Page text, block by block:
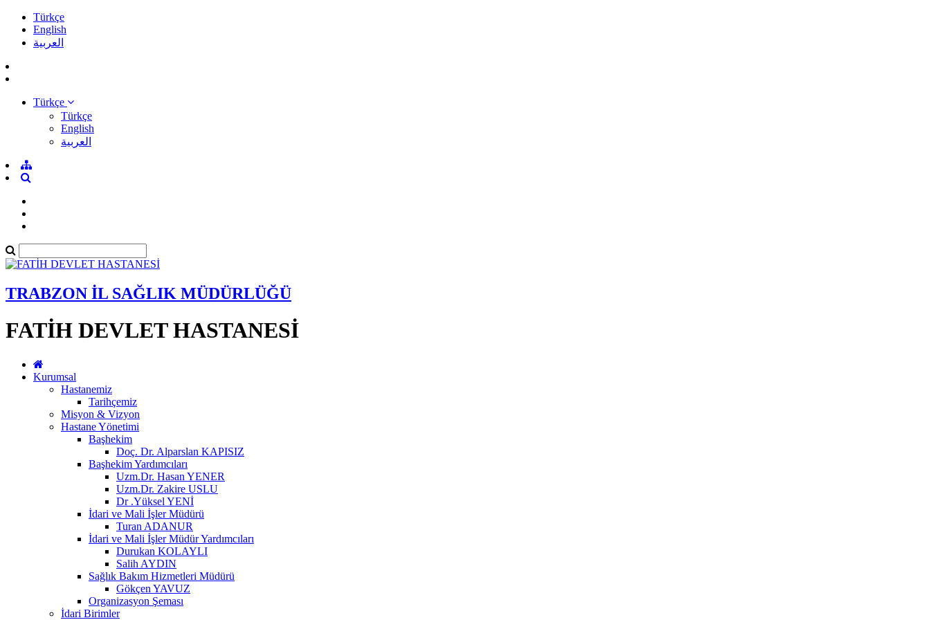
Türkçe
English
العربية
Türkçe
Türkçe
English
العربية
TRABZON İL SAĞLIK MÜDÜRLÜĞÜ
FATİH DEVLET HASTANESİ
Kurumsal
Hastanemiz
Tarihçemiz
Misyon & Vizyon
Hastane Yönetimi
Başhekim
Doç. Dr. Alparslan KAPISIZ
Başhekim Yardımcıları
Uzm.Dr. Hasan YENER
Uzm.Dr. Zakire USLU
Dr .Yüksel YENİ
İdari ve Mali İşler Müdürü
Turan ADANUR
İdari ve Mali İşler Müdür Yardımcıları
Durukan KOLAYLI
Salih AYDIN
Sağlık Bakım Hizmetleri Müdürü
Gökçen YAVUZ
Organizasyon Şeması
İdari Birimler